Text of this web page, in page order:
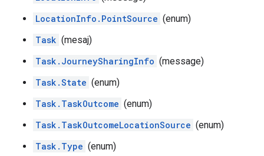
LocationInfo.PointSource (enum)
Task (mesaj)
Task.JourneySharingInfo (message)
Task.State (enum)
Task.TaskOutcome (enum)
Task.TaskOutcomeLocationSource (enum)
Task.Type (enum)